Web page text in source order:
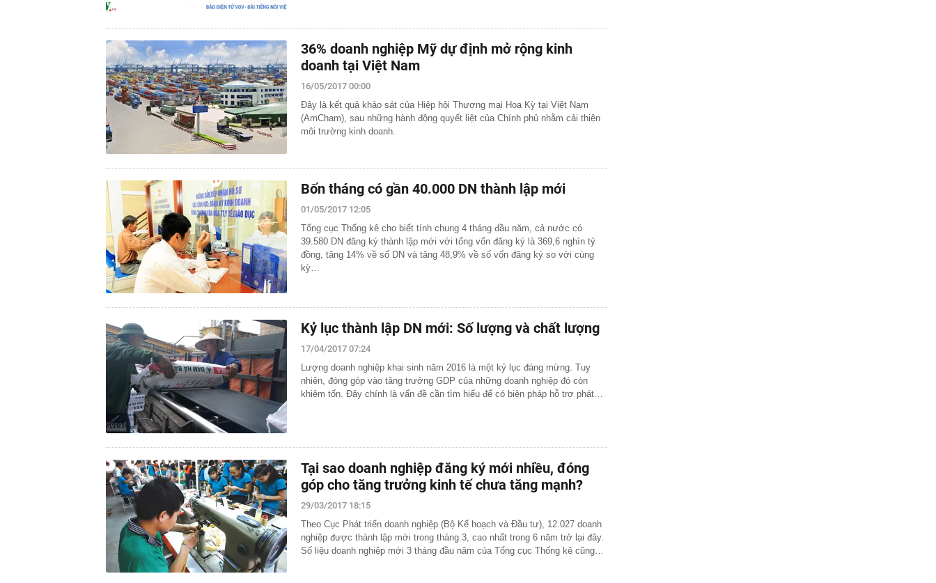
36% doanh nghiệp Mỹ dự định mở rộng kinh
doanh tại Việt Nam
16/05/2017 00:00
Đây là kết quả khảo sát của Hiệp hội Thương mại Hoa Kỳ tại Việt Nam
(AmCham), sau những hành động quyết liệt của Chính phủ nhằm cải thiện
môi trường kinh doanh.
Bốn tháng có gần 40.000 DN thành lập mới
01/05/2017 12:05
Tổng cục Thống kê cho biết tính chung 4 tháng đầu năm, cả nước có
39.580 DN đăng ký thành lập mới với tổng vốn đăng ký là 369,6 nghìn tỷ
đồng, tăng 14% về số DN và tăng 48,9% về số vốn đăng ký so với cùng
kỳ…
Kỷ lục thành lập DN mới: Số lượng và chất lượng
17/04/2017 07:24
Lượng doanh nghiệp khai sinh năm 2016 là một kỷ lục đáng mừng. Tuy
nhiên, đóng góp vào tăng trưởng GDP của những doanh nghiệp đó còn
khiêm tốn. Đây chính là vấn đề cần tìm hiểu để có biện pháp hỗ trợ phát…
Tại sao doanh nghiệp đăng ký mới nhiều, đóng
góp cho tăng trưởng kinh tế chưa tăng mạnh?
29/03/2017 18:15
Theo Cục Phát triển doanh nghiệp (Bộ Kế hoạch và Đầu tư), 12.027 doanh
nghiệp được thành lập mới trong tháng 3, cao nhất trong 6 năm trở lại đây.
Số liệu doanh nghiệp mới 3 tháng đầu năm của Tổng cục Thống kê cũng…